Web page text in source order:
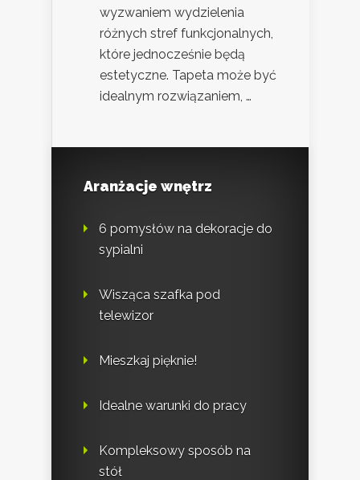
wyzwaniem wydzielenia
różnych stref funkcjonalnych,
które jednocześnie będą
estetyczne. Tapeta może być
idealnym rozwiązaniem, …
Aranżacje wnętrz
6 pomysłów na dekoracje do
sypialni
Wisząca szafka pod
telewizor
Mieszkaj pięknie!
Idealne warunki do pracy
Kompleksowy sposób na
stół